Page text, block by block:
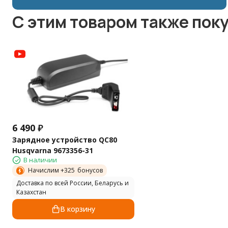
C этим товаром также
6 490 ₽
Зарядное устройство QC80
Husqvarna 9673356-31
В наличии
Начислим +325 бонусов
Доставка по всей России, Беларусь и
Казахстан
В корзину